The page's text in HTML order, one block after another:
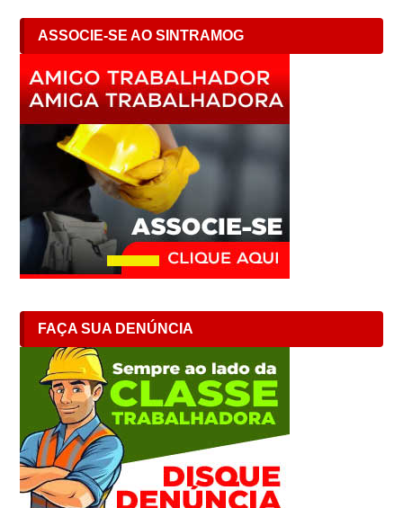
ASSOCIE-SE AO SINTRAMOG
FAÇA SUA DENÚNCIA